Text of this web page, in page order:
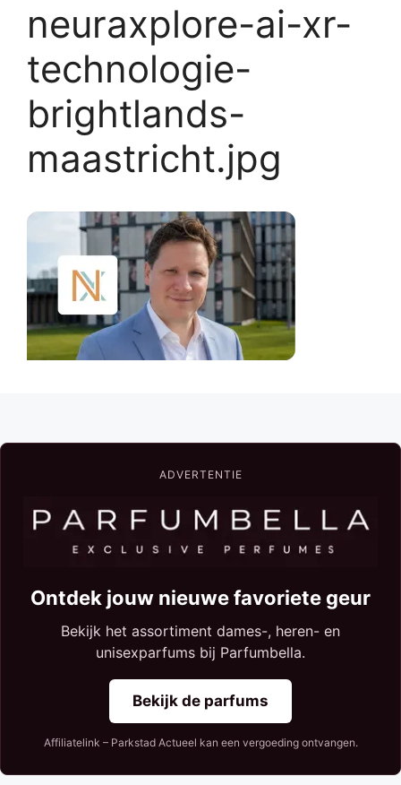
neuraxplore-ai-xr-
technologie-
brightlands-
maastricht.jpg
ADVERTENTIE
Ontdek jouw nieuwe favoriete geur
Bekijk het assortiment dames-, heren- en
unisexparfums bij Parfumbella.
Bekijk de parfums
Affiliatelink – Parkstad Actueel kan een vergoeding ontvangen.